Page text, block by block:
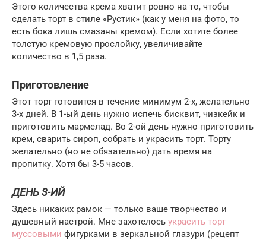
Этого количества крема хватит ровно на то, чтобы
сделать торт в стиле «Рустик» (как у меня на фото, то
есть бока лишь смазаны кремом). Если хотите более
толстую кремовую прослойку, увеличивайте
количество в 1,5 раза.
Приготовление
Этот торт готовится в течение минимум 2-х, желательно
3-х дней. В 1-ый день нужно испечь бисквит, чизкейк и
приготовить мармелад. Во 2-ой день нужно приготовить
крем, сварить сироп, собрать и украсить торт. Торту
желательно (но не обязательно) дать время на
пропитку. Хотя бы 3-5 часов.
ДЕНЬ 3-ИЙ
Здесь никаких рамок — только ваше творчество и
душевный настрой. Мне захотелось украсить торт
муссовыми фигурками в зеркальной глазури (рецепт